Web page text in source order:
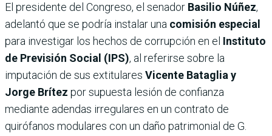
El presidente del Congreso, el senador Basilio Núñez,
adelantó que se podría instalar una comisión especial
para investigar los hechos de corrupción en el Instituto
de Previsión Social (IPS), al referirse sobre la
imputación de sus extitulares Vicente Bataglia y
Jorge Brítez por supuesta lesión de confianza
mediante adendas irregulares en un contrato de
quirófanos modulares con un daño patrimonial de G.